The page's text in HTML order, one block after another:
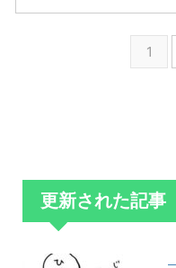
1
更新された記事